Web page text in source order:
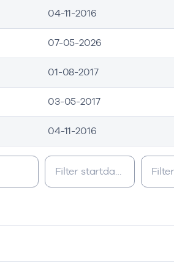
04-11-2016
07-05-2026
01-08-2017
03-05-2017
04-11-2016